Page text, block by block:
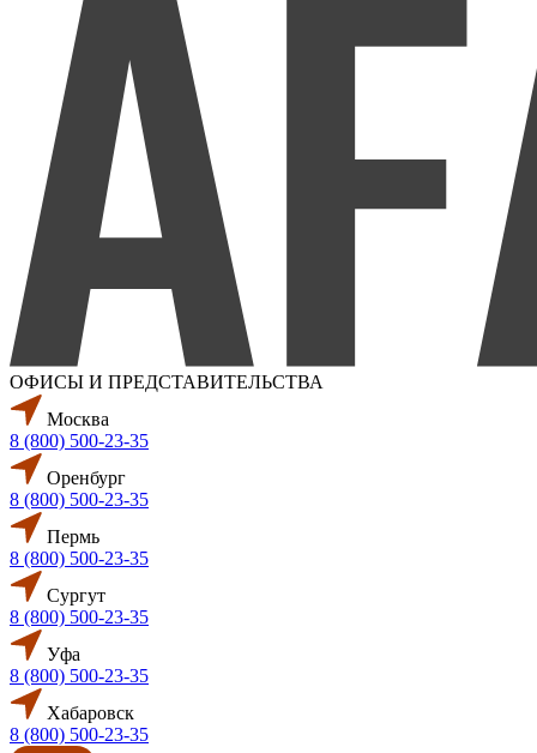
ОФИСЫ И ПРЕДСТАВИТЕЛЬСТВА
Москва
8 (800) 500-23-35
Оренбург
8 (800) 500-23-35
Пермь
8 (800) 500-23-35
Сургут
8 (800) 500-23-35
Уфа
8 (800) 500-23-35
Хабаровск
8 (800) 500-23-35